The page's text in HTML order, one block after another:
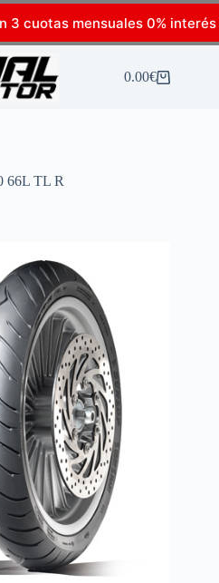
3 cuotas mensuales 0% interés
0.00€
66L TL R